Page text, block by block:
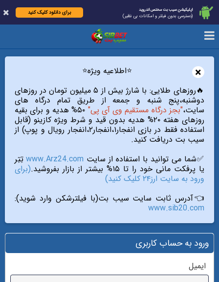
اپلیکیشن سیب بت مختص اندروید
(دسترسی بدون فیلتر و امکانات بی نظیر)
برای دانلود کلیک کنید
×
⭐️اطلاعیه ویژه⭐️
🔥روزهای طلایی: با شارژ بیش از ۵ میلیون تومان در روزهای
دوشنبه،پنج شنبه و جمعه از طریق تمام درگاه های
سایت،"بجز درگاه مستقیم وی آی پی"
۵۰% هدیه و برای بقیه
روزهای هفته ۲۰% هدیه بدون قید و شرط ویژه کازینو (قابل
استفاده فقط در بازی انفجار۱،انفجار۲،انفجار رویال و پوپ) از
سیب بت دریافت کنید.
✅شما می توانید با استفاده از سایت www.Arz24.com تِتِر
یا پرفکت مانی خود را تا ۱۵% بیشتر از بازار بفروشید.
(برای
ورود به سایت ارز۲۴ کلیک کنید)
👈آدرس ثابت سایت سیب بت(با فیلترشکن وارد شوید):
www.sib20.com
ورود به حساب کاربری
ایمیل